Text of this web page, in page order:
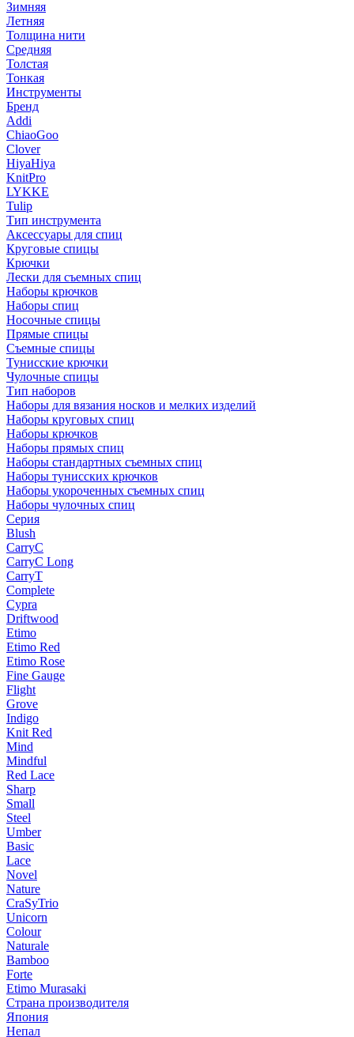
Зимняя
Летняя
Толщина нити
Средняя
Толстая
Тонкая
Инструменты
Бренд
Addi
ChiaoGoo
Clover
HiyaHiya
KnitPro
LYKKE
Tulip
Тип инструмента
Аксессуары для спиц
Круговые спицы
Крючки
Лески для съемных спиц
Наборы крючков
Наборы спиц
Носочные спицы
Прямые спицы
Съемные спицы
Тунисские крючки
Чулочные спицы
Тип наборов
Наборы для вязания носков и мелких изделий
Наборы круговых спиц
Наборы крючков
Наборы прямых спиц
Наборы стандартных съемных спиц
Наборы тунисских крючков
Наборы укороченных съемных спиц
Наборы чулочных спиц
Серия
Blush
CarryC
CarryC Long
CarryT
Complete
Cypra
Driftwood
Etimo
Etimo Red
Etimo Rose
Fine Gauge
Flight
Grove
Indigo
Knit Red
Mind
Mindful
Red Lace
Sharp
Small
Steel
Umber
Basic
Lace
Novel
Nature
CraSyTrio
Unicorn
Colour
Naturale
Bamboo
Forte
Etimo Murasaki
Страна производителя
Япония
Непал